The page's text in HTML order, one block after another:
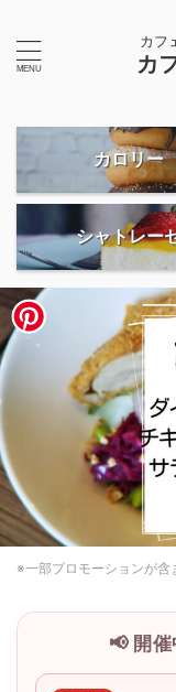
カフ
カ
カロリー
シャトレー
※一部プロモーションが含
📢 開